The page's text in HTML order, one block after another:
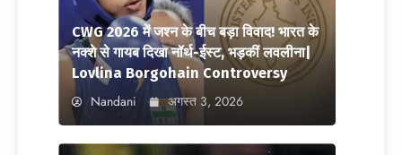
CWG 2026 में जश्न के बीच बड़ा विवाद! भारत के
नक्शे से गायब दिखा नॉर्थ-ईस्ट, भड़कीं लवलीना|
Lovlina Borgohain Controversy
Nandani अगस्त 3, 2026